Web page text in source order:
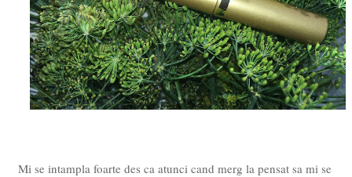
Mi se intampla foarte des ca atunci cand merg la pensat sa mi se